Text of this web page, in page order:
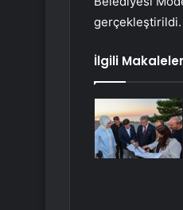
gerçekleştirildi.
İlgili Makaleler